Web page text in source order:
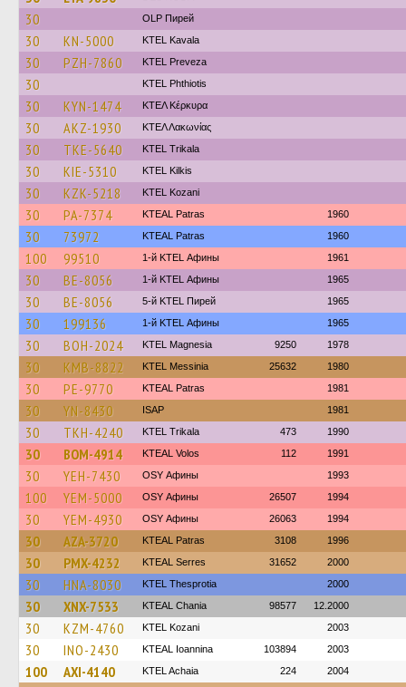
30 OLP Пирей
30 KN-5000 KTEL Kavala
30 PZH-7860 KTEL Preveza
30 ΚΤΕL Phthiotis
30 KYN-1474 ΚΤΕΛ Κέρκυρα
30 AKZ-1930 ΚΤΕΛ Λακωνίας
30 TKE-5640 ΚΤΕL Τrikala
30 KIE-5310 KTEL Kilkis
30 KZK-5218 ΚΤΕL Kozani
30 PA-7374 KTEAL Patras 1960
30 73972 KTEAL Patras 1960
100 99510 1-й KTEL Афины 1961
30 BE-8056 1-й KTEL Афины 1965
30 BE-8056 5-й KTEL Пирей 1965
30 199136 1-й KTEL Афины 1965
30 BOH-2024 ΚΤΕL Magnesia 9250 1978
30 KMB-8822 KTEL Messinia 25632 1980
30 PE-9770 KTEAL Patras 1981
30 YN-8430 ISAP 1981
30 TKH-4240 ΚΤΕL Τrikala 473 1990
30 BOM-4914 KTEAL Volos 112 1991
30 YEH-7430 OSY Афины 1993
100 YEM-5000 OSY Афины 26507 1994
30 YEM-4930 OSY Афины 26063 1994
30 AZA-3720 KTEAL Patras 3108 1996
30 PMX-4232 KTEAL Serres 31652 2000
30 HNA-8030 KTEL Thesprotia 2000
30 XNX-7533 KTEAL Chania 98577 12.2000
30 KZM-4760 ΚΤΕL Kozani 2003
30 INO-2430 KTEAL Ioannina 103894 2003
100 AXI-4140 KTEL Achaia 224 2004